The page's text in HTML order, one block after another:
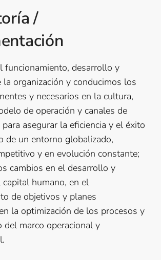
/
funcionamiento, desarrollo y
la organización y conducimos los
y necesarios en la cultura,
de operación y canales de
asegurar la eficiencia y el éxito
de un entorno globalizado,
y en evolución constante;
cambios en el desarrollo y
capital humano, en el
de objetivos y planes
la optimización de los procesos y
del marco operacional y